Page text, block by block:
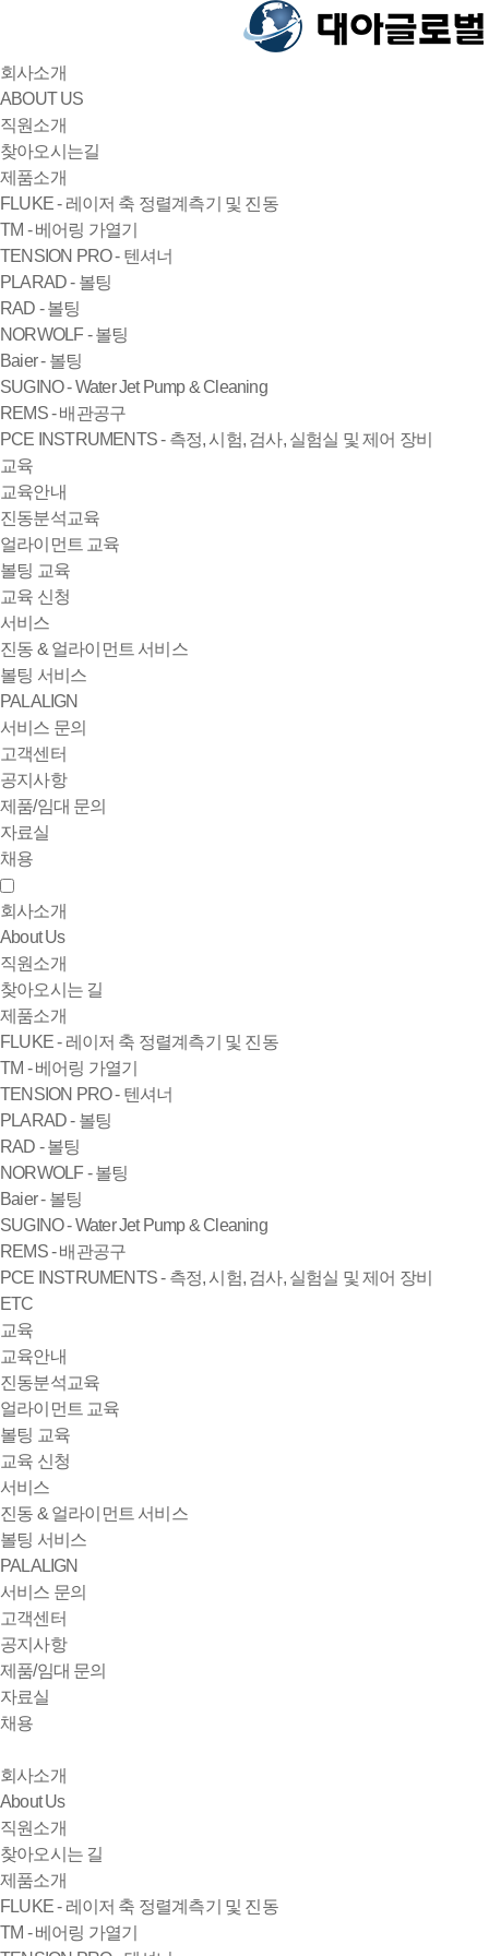
회사소개
ABOUT US
직원소개
찾아오시는길
제품소개
FLUKE - 레이저 축 정렬계측기 및 진동
TM - 베어링 가열기
TENSION PRO - 텐셔너
PLARAD - 볼팅
RAD - 볼팅
NORWOLF - 볼팅
Baier - 볼팅
SUGINO - Water Jet Pump & Cleaning
REMS - 배관공구
PCE INSTRUMENTS - 측정, 시험, 검사, 실험실 및 제어 장비
교육
교육안내
진동분석교육
얼라이먼트 교육
볼팅 교육
교육 신청
서비스
진동 & 얼라이먼트 서비스
볼팅 서비스
PALALIGN
서비스 문의
고객센터
공지사항
제품/임대 문의
자료실
채용
회사소개
About Us
직원소개
찾아오시는 길
제품소개
FLUKE - 레이저 축 정렬계측기 및 진동
TM - 베어링 가열기
TENSION PRO - 텐셔너
PLARAD - 볼팅
RAD - 볼팅
NORWOLF - 볼팅
Baier - 볼팅
SUGINO - Water Jet Pump & Cleaning
REMS - 배관공구
PCE INSTRUMENTS - 측정, 시험, 검사, 실험실 및 제어 장비
ETC
교육
교육안내
진동분석교육
얼라이먼트 교육
볼팅 교육
교육 신청
서비스
진동 & 얼라이먼트 서비스
볼팅 서비스
PALALIGN
서비스 문의
고객센터
공지사항
제품/임대 문의
자료실
채용
회사소개
About Us
직원소개
찾아오시는 길
제품소개
FLUKE - 레이저 축 정렬계측기 및 진동
TM - 베어링 가열기